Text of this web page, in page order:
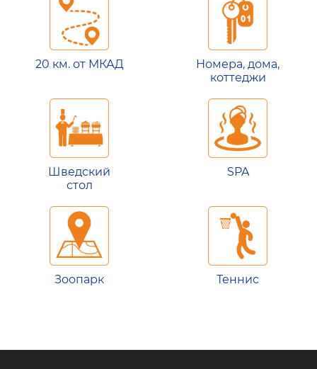
20 км. от МКАД
Номера, дома,
коттеджи
Шведский
стол
SPA
Зоопарк Теннис